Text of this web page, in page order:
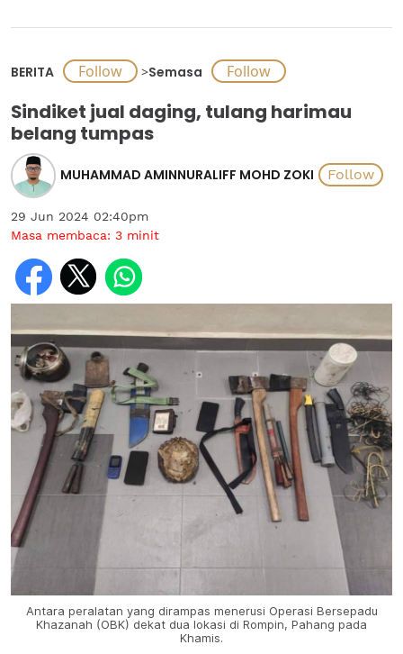
BERITA >Semasa
Sindiket jual daging, tulang harimau
belang tumpas
MUHAMMAD AMINNURALIFF MOHD ZOKI
29 Jun 2024 02:40pm
Masa membaca: 3 minit
Antara peralatan yang dirampas menerusi Operasi Bersepadu
Khazanah (OBK) dekat dua lokasi di Rompin, Pahang pada
Khamis.